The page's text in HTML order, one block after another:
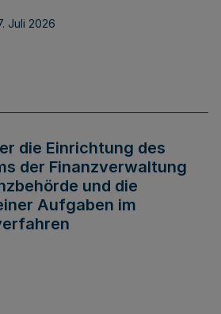
Juli 2026
die Einrichtung des
der Finanzverwaltung
und die
Aufgaben im